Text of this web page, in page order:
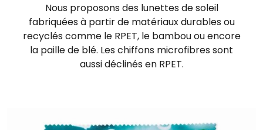
Nous proposons des lunettes de soleil
fabriquées à partir de matériaux durables ou
recyclés comme le RPET, le bambou ou encore
la paille de blé. Les chiffons microfibres sont
aussi déclinés en RPET.